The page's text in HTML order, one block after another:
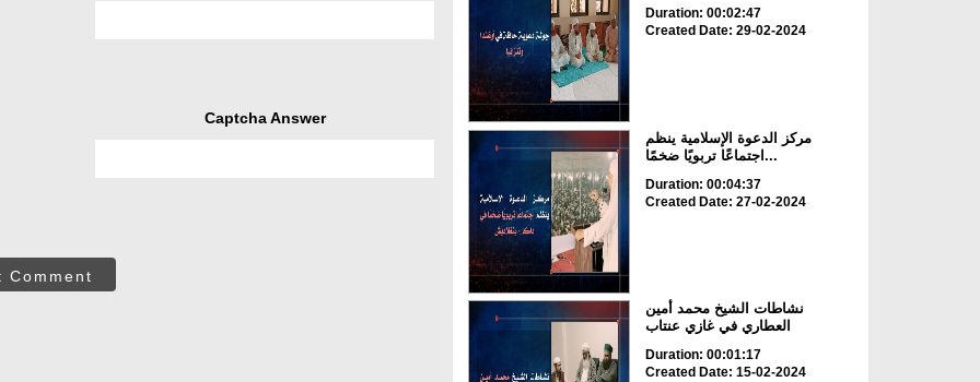
Captcha Answer
Comment
Duration: 00:02:47
Created Date: 29-02-2024
مركز الدعوة الإسلامية ينظم
اجتماعًا تربويًا ضخمًا...
Duration: 00:04:37
Created Date: 27-02-2024
نشاطات الشيخ محمد أمين
العطاري في غازي عنتاب
Duration: 00:01:17
Created Date: 15-02-2024